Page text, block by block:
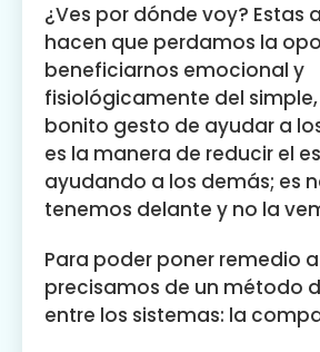
¿Ves por dónde voy? Estas
hacen que perdamos la
beneficiarnos emocional y
fisiológicamente del
bonito gesto de ayudar a
es la manera de reducir el
ayudando a los demás; es
tenemos delante y no la
Para poder poner remedio
precisamos de un método
entre los sistemas: la